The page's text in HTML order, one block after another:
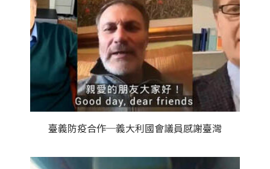
臺義防疫合作─義大利國會議員感謝臺灣